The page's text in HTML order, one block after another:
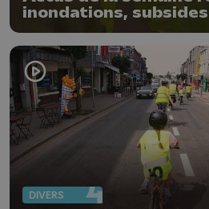
inondations,
et feu d'artifice
DIVERS